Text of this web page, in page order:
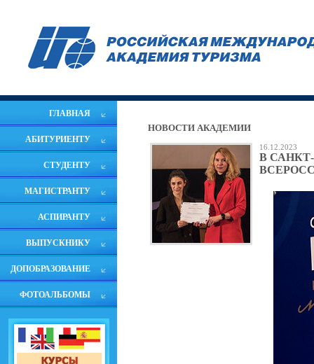
ГЛАВНАЯ
АБИТУРИЕНТУ
СТУДЕНТУ
МАГИСТРАНТУ
АСПИРАНТУ
ВЫПУСКНИКУ
ДОПОБРАЗОВАНИЕ
ФОТОАЛЬБОМЫ
НОВОСТИ АКАДЕМИИ
16.12.2023
В